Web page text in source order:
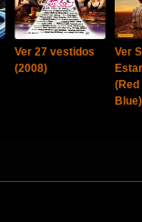
Ver 27 vestidos
(2008)
Ver
(Red